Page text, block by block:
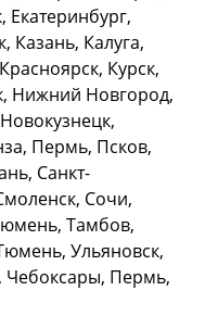
Калуга,
Курск,
Нижний Новгород,
Пермь, Псков,
Санкт-
Сочи,
Тамбов,
Ульяновск,
Чебоксары, Пермь,